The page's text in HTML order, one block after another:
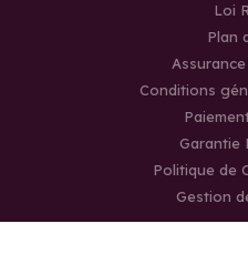
Loi
Plan
Conditions
Garantie
Politique de
Gestion